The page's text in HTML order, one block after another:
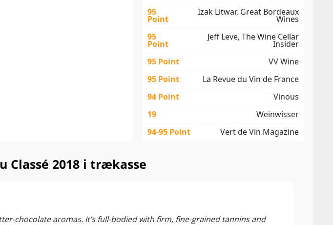
95
Point
Izak Litwar, Great Bordeaux
Wines
95
Point
Jeff Leve, The Wine Cellar
Insider
95 Point
VV Wine
95 Point
La Revue du Vin de France
94 Point
Vinous
19
Weinwisser
94-95 Point
Vert de Vin Magazine
Classé 2018 i trækasse
chocolate aromas. It’s full-bodied with firm, fine-grained tannins and